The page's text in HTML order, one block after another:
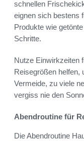
schnellen
eignen sich bestens
Produkte wie
Schritte.
Nutze Einwirkzeiten
Reisegrößen helfen,
Vermeide, zu viele
vergiss nie den
Abendroutine für
Die Abendroutine